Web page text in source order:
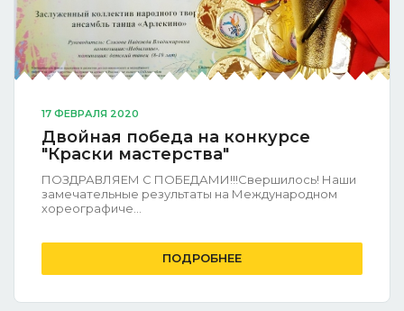
17 ФЕВРАЛЯ 2020
Двойная победа на конкурсе
"Краски мастерства"
ПОЗДРАВЛЯЕМ С ПОБЕДАМИ!!!Свершилось! Наши
замечательные результаты на Международном
хореографиче...
ПОДРОБНЕЕ